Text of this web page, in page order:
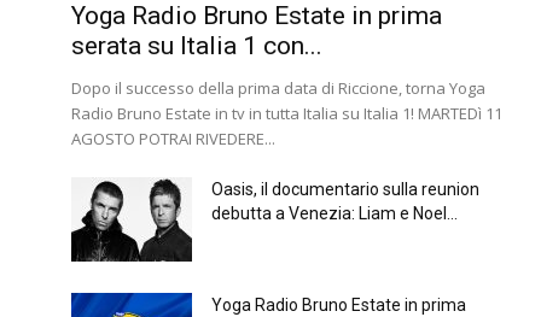
Yoga Radio Bruno Estate in prima
serata su Italia 1 con...
Dopo il successo della prima data di Riccione, torna Yoga
Radio Bruno Estate in tv in tutta Italia su Italia 1! MARTEDì 11
AGOSTO POTRAI RIVEDERE...
Oasis, il documentario sulla reunion
debutta a Venezia: Liam e Noel...
Yoga Radio Bruno Estate in prima